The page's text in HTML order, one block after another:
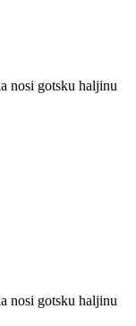
nosi gotsku haljinu
nosi gotsku haljinu